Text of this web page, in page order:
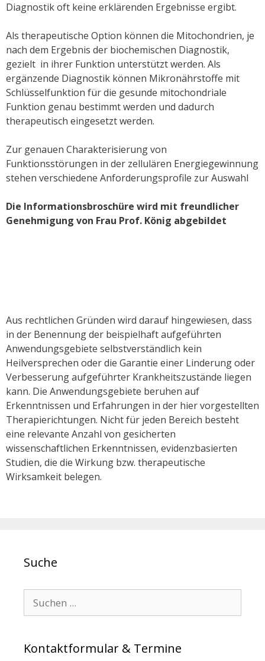
Diagnostik oft keine erklärenden Ergebnisse ergibt.
Als therapeutische Option können die Mitochondrien, je
nach dem Ergebnis der biochemischen Diagnostik,
gezielt in ihrer Funktion unterstützt werden. Als
ergänzende Diagnostik können Mikronährstoffe mit
Schlüsselfunktion für die gesunde mitochondriale
Funktion genau bestimmt werden und dadurch
therapeutisch eingesetzt werden.
Zur genauen Charakterisierung von
Funktionsstörungen in der zellulären Energiegewinnung
stehen verschiedene Anforderungsprofile zur Auswahl
Die Informationsbroschüre wird mit freundlicher
Genehmigung von Frau Prof. König abgebildet
Aus rechtlichen Gründen wird darauf hingewiesen, dass
in der Benennung der beispielhaft aufgeführten
Anwendungsgebiete selbstverständlich kein
Heilversprechen oder die Garantie einer Linderung oder
Verbesserung aufgeführter Krankheitszustände liegen
kann. Die Anwendungsgebiete beruhen auf
Erkenntnissen und Erfahrungen in der hier vorgestellten
Therapierichtungen. Nicht für jeden Bereich besteht
eine relevante Anzahl von gesicherten
wissenschaftlichen Erkenntnissen, evidenzbasierten
Studien, die die Wirkung bzw. therapeutische
Wirksamkeit belegen.
Suche
Search for:
Kontaktformular & Termine